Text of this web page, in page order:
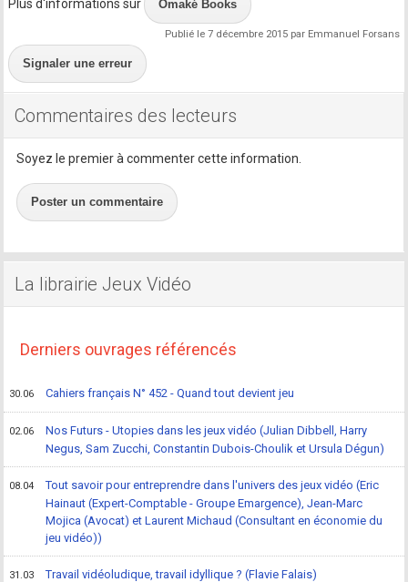
Plus d'informations sur Omaké Books
Publié le 7 décembre 2015 par Emmanuel Forsans
Signaler une erreur
Commentaires des lecteurs
Soyez le premier à commenter cette information.
Poster un commentaire
La librairie Jeux Vidéo
Derniers ouvrages référencés
30.06 Cahiers français N° 452 - Quand tout devient jeu
02.06
Nos Futurs - Utopies dans les jeux vidéo (Julian Dibbell, Harry
Negus, Sam Zucchi, Constantin Dubois-Choulik et Ursula Dégun)
08.04
Tout savoir pour entreprendre dans l'univers des jeux vidéo (Eric
Hainaut (Expert-Comptable - Groupe Emargence), Jean-Marc
Mojica (Avocat) et Laurent Michaud (Consultant en économie du
jeu vidéo))
31.03 Travail vidéoludique, travail idyllique ? (Flavie Falais)